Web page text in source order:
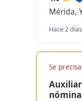
Mérida,
Hace 2 días
Se